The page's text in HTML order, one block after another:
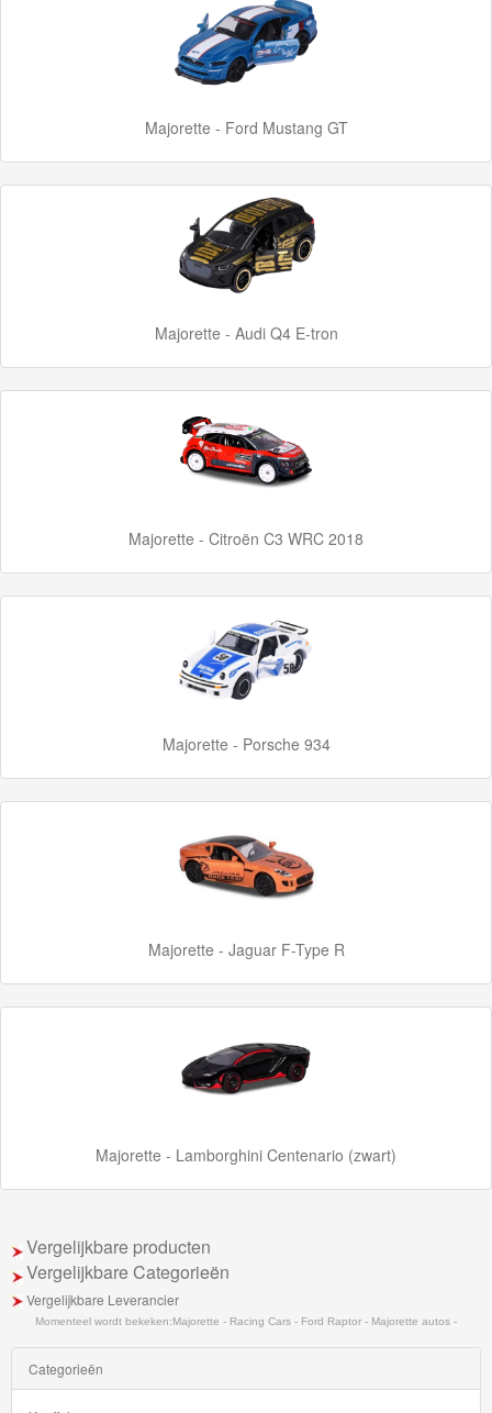
Disney
H0
Majorette - Ford Mustang GT
Majorette - Audi Q4 E-tron
Majorette - Citroën C3 WRC 2018
Majorette - Porsche 934
Majorette - Jaguar F-Type R
Majorette - Lamborghini Centenario (zwart)
Vergelijkbare producten
Vergelijkbare Categorieën
Vergelijkbare Leverancier
Momenteel wordt bekeken:Majorette - Racing Cars - Ford Raptor - Majorette autos -
Categorieën